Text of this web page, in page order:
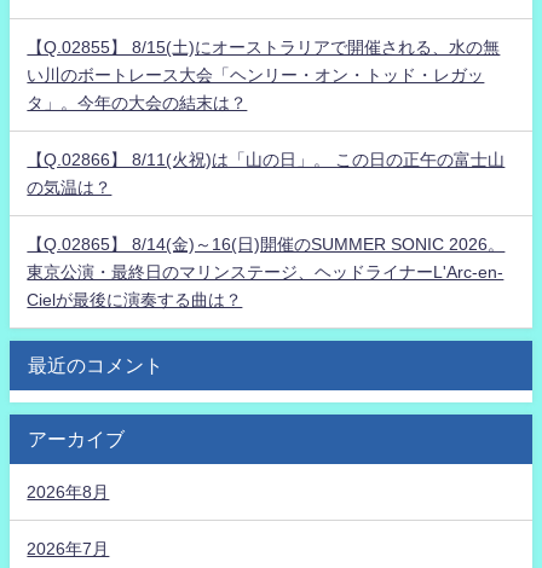
【Q.02855】 8/15(土)にオーストラリアで開催される、水の無
い川のボートレース大会「ヘンリー・オン・トッド・レガッ
タ」。今年の大会の結末は？
【Q.02866】 8/11(火祝)は「山の日」。 この日の正午の富士山
の気温は？
【Q.02865】 8/14(金)～16(日)開催のSUMMER SONIC 2026。
東京公演・最終日のマリンステージ、ヘッドライナーL'Arc-en-
Cielが最後に演奏する曲は？
最近のコメント
アーカイブ
2026年8月
2026年7月